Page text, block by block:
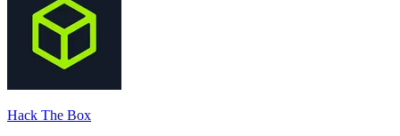
Hack The Box